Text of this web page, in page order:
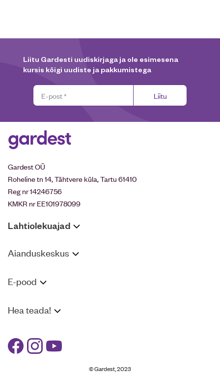
Liitu Gardesti uudiskirjaga ja ole esimesena
kursis kõigi uudiste ja pakkumistega
Liitu
Gardest OÜ
Roheline tn 14, Tähtvere küla, Tartu 61410
Reg nr 14246756
KMKR nr EE101978099
Lahtiolekuajad
Aianduskeskus
E-pood
Hea teada!
© Gardest, 2023